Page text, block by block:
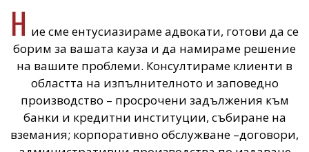
Н ие сме ентусиазираме адвокати, готови да се
борим за вашата кауза и да намираме решение
на вашите проблеми. Консултираме клиенти в
областта на изпълнителното и заповедно
производство – просрочени задължения към
банки и кредитни институции, събиране на
вземания; корпоративно обслужване –договори,